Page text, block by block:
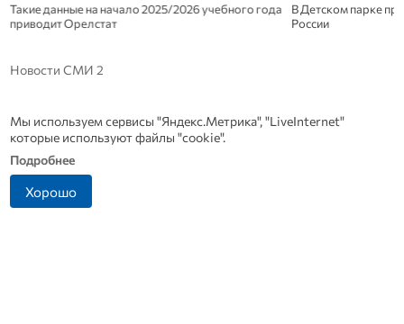
Такие данные на начало 2025/2026 учебного года
приводит Орелстат
В Детском парке
России
Новости СМИ 2
Мы используем сервисы "Яндекс.Метрика", "LiveInternet"
которые используют файлы "cookie".
Подробнее
Хорошо